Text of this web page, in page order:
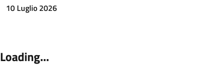
10 Luglio 2026